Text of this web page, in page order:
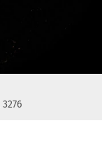
3276